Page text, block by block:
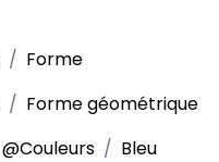
Forme
Forme géométrique
@Couleurs
Bleu